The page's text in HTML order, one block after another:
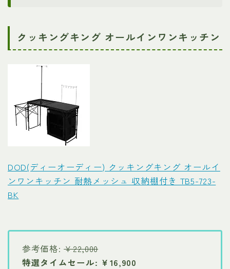
クッキングキング オールインワンキッチン
DOD(ディーオーディー) クッキングキング オールイ
ンワンキッチン 耐熱メッシュ 収納棚付き TB5-723-
BK
参考価格:￥22,000
特選タイムセール: ￥16,900